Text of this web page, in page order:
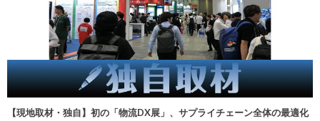
【現地取材・独自】初の「物流DX展」、サプライチェーン全体の最適化